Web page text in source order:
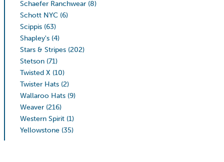
Schaefer Ranchwear (8)
Schott NYC (6)
Scippis (63)
Shapley's (4)
Stars & Stripes (202)
Stetson (71)
Twisted X (10)
Twister Hats (2)
Wallaroo Hats (9)
Weaver (216)
Western Spirit (1)
Yellowstone (35)